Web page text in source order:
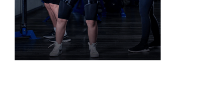
Actualités
Contact